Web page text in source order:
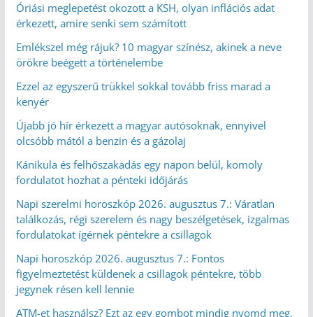
Óriási meglepetést okozott a KSH, olyan inflációs adat
érkezett, amire senki sem számított
Emlékszel még rájuk? 10 magyar színész, akinek a neve
örökre beégett a történelembe
Ezzel az egyszerű trükkel sokkal tovább friss marad a
kenyér
Újabb jó hír érkezett a magyar autósoknak, ennyivel
olcsóbb mától a benzin és a gázolaj
Kánikula és felhőszakadás egy napon belül, komoly
fordulatot hozhat a pénteki időjárás
Napi szerelmi horoszkóp 2026. augusztus 7.: Váratlan
találkozás, régi szerelem és nagy beszélgetések, izgalmas
fordulatokat ígérnek péntekre a csillagok
Napi horoszkóp 2026. augusztus 7.: Fontos
figyelmeztetést küldenek a csillagok péntekre, több
jegynek résen kell lennie
ATM-et használsz? Ezt az egy gombot mindig nyomd meg,